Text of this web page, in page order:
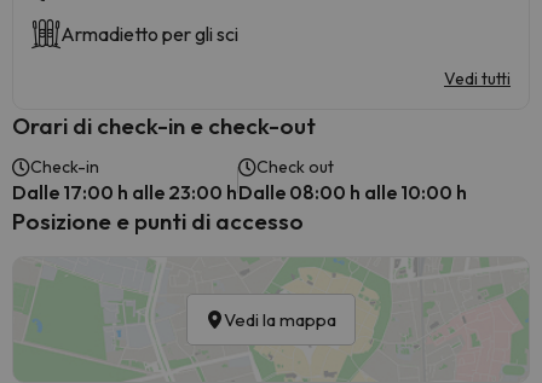
Armadietto per gli sci
Vedi tutti
Orari di check-in e check-out
Check-in
Dalle 17:00 h alle 23:00 h
Check out
Dalle 08:00 h alle 10:00 h
Posizione e punti di accesso
Vedi la mappa